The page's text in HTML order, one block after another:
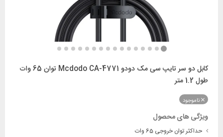
کابل دو سر تایپ سی مک دودو Mcdodo CA-4771 توان 65 وات
طول 1.2 متر
ناموجود
ویژگی های محصول
حداکثر توان خروجی 65 وات